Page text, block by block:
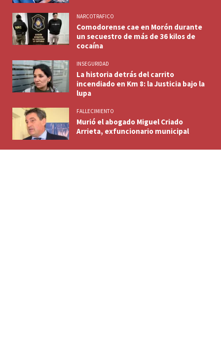
NARCOTRAFICO
Comodorense cae en Morón durante
un secuestro de más de 36 kilos de
cocaína
INSEGURIDAD
La historia detrás del carrito
incendiado en Km 8: la Justicia bajo la
lupa
FALLECIMIENTO
Murió el abogado Miguel Criado
Arrieta, exfuncionario municipal